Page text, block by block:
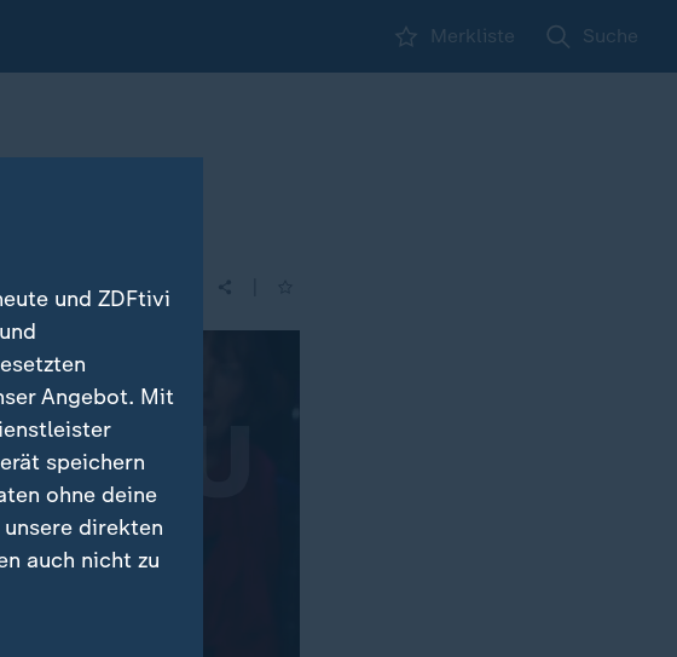
Merkliste Suche
und ZDFtivi
Angebot. Mit
speichern
ohne deine
direkten
auch nicht zu